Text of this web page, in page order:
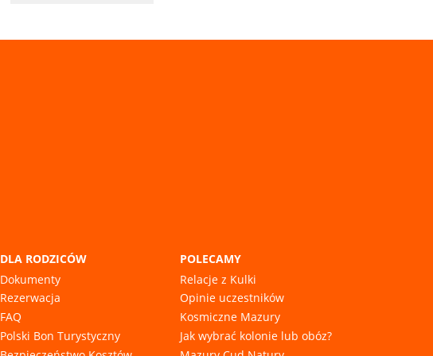
DLA RODZICÓW
Dokumenty
Rezerwacja
FAQ
Polski Bon Turystyczny
POLECAMY
Relacje z Kulki
Opinie uczestników
Kosmiczne Mazury
Jak wybrać kolonie lub obóz?